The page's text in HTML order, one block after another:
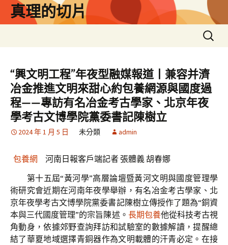
真理的切片
搜
尋
鍵
字:
“興文明工程”年夜型融媒報道丨兼容并濟
冶金推進文明來甜心約包養網源與國度過
程——專訪有名冶金考古學家、北京年夜
學考古文博學院黨委書記陳樹立
2024 年 1 月 5 日 未分類 admin
包養網 河南日報客戶端記者 張體義 胡春娜
第十五屆“黃河學”高層論壇暨黃河文明與國度管理學
術研究會近期在河南年夜學舉辦，有名冶金考古學家、北
京年夜學考古文博學院黨委書記陳樹立傳授作了題為“銅資
本與三代國度管理”的宗旨陳述。 長期包養他從科技考古視
角動身，依據郊野查詢拜訪和試驗室的數據解讀，提醒總
結了華夏地域選擇青銅器作為文明載體的汗青必定。在接